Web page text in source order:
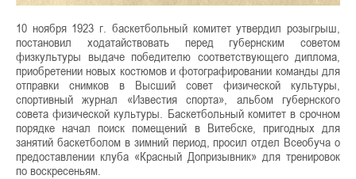
10 ноября 1923 г. баскетбольный комитет утвердил розыгрыш,
постановил ходатайствовать перед губернским советом
физкультуры выдаче победителю соответствующего диплома,
приобретении новых костюмов и фотографировании команды для
отправки снимков в Высший совет физической культуры,
спортивный журнал «Известия спорта», альбом губернского
совета физической культуры. Баскетбольный комитет в срочном
порядке начал поиск помещений в Витебске, пригодных для
занятий баскетболом в зимний период, просил отдел Всеобуча о
предоставлении клуба «Красный Допризывник» для тренировок
по воскресеньям.